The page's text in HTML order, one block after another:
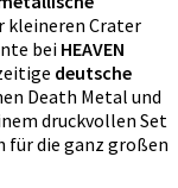
kleineren Crater
bei HEAVEN
deutsche
Death Metal und
druckvollen Set
für die ganz großen